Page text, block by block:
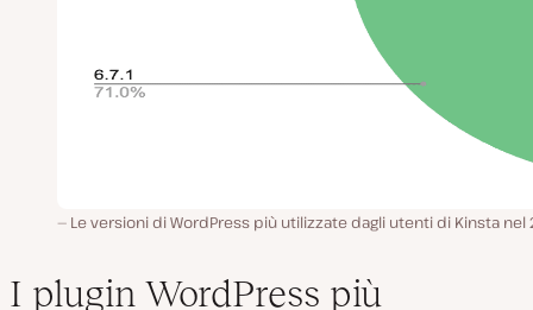
Le versioni di WordPress più utilizzate dagli utenti di Kinsta nel
I plugin WordPress più